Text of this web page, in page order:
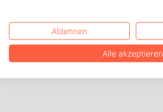
Ablehnen
Alle akzeptieren